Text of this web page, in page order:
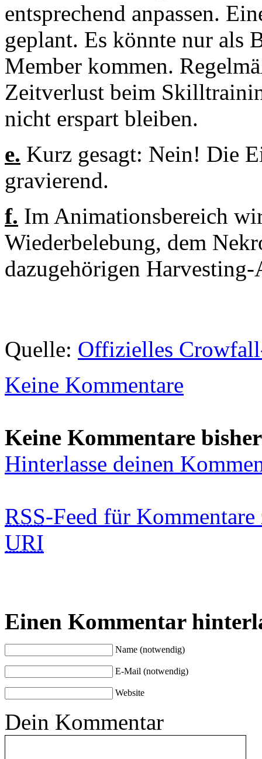
entsprechend anpassen.
geplant. Es könnte nur als
Member kommen.
Zeitverlust beim
nicht erspart bleiben.
e. Kurz gesagt: Nein! Die
gravierend.
f. Im Animationsbereich
Wiederbelebung, dem
dazugehörigen
Quelle: Offizielles
Keine Kommentare
Keine Kommentare bisher
Hinterlasse deinen
RSS-Feed für
URI
Einen Kommentar
Name (notwendig)
E-Mail (notwendig)
Website
Dein Kommentar